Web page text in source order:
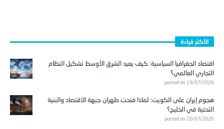
الأكثر قراءة
اقتصاد الجغرافيا السياسية: كيف يعيد الشرق الأوسط تشكيل النظام
التجاري العالمي؟
posted on 19/07/2026
هجوم إيران على الكويت: لماذا فتحت طهران جبهة الاقتصاد والبنية
التحتية في الخليج؟
posted on 20/07/2026